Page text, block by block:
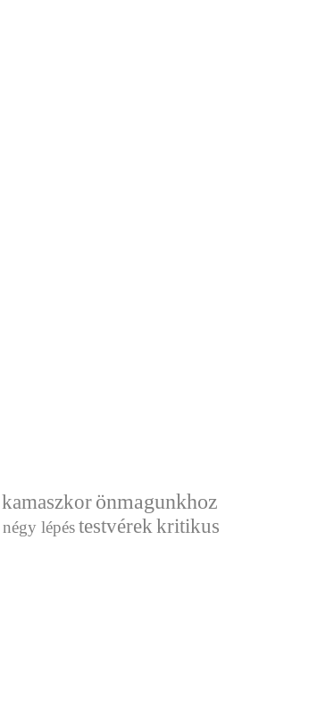
kamaszkor önmagunkhoz
négy lépéstestvérek kritikus